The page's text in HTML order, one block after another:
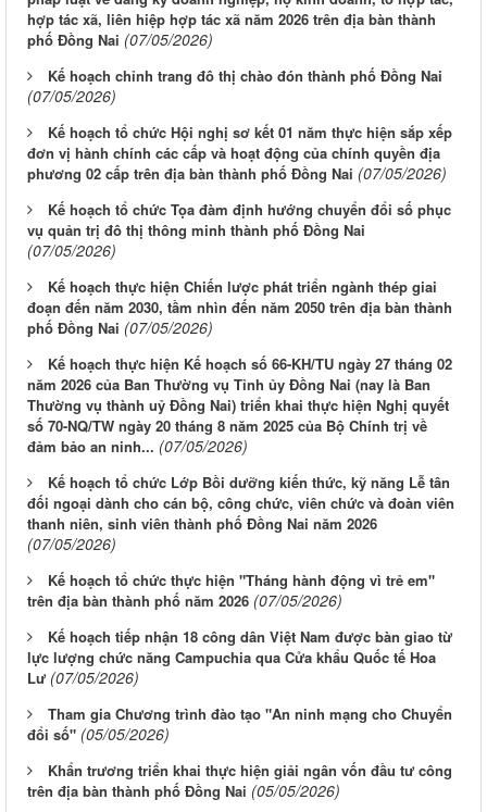
hợp tác xã, liên hiệp hợp tác xã năm 2026 trên địa bàn thành
phố Đồng Nai (07/05/2026)
Kế hoạch chỉnh trang đô thị chào đón thành phố Đồng Nai
(07/05/2026)
Kế hoạch tổ chức Hội nghị sơ kết 01 năm thực hiện sắp xếp
đơn vị hành chính các cấp và hoạt động của chính quyền địa
phương 02 cấp trên địa bàn thành phố Đồng Nai (07/05/2026)
Kế hoạch tổ chức Tọa đàm định hướng chuyển đổi số phục
vụ quản trị đô thị thông minh thành phố Đồng Nai
(07/05/2026)
Kế hoạch thực hiện Chiến lược phát triển ngành thép giai
đoạn đến năm 2030, tầm nhìn đến năm 2050 trên địa bàn thành
phố Đồng Nai (07/05/2026)
Kế hoạch thực hiện Kế hoạch số 66-KH/TU ngày 27 tháng 02
năm 2026 của Ban Thường vụ Tỉnh ủy Đồng Nai (nay là Ban
Thường vụ thành uỷ Đồng Nai) triển khai thực hiện Nghị quyết
số 70-NQ/TW ngày 20 tháng 8 năm 2025 của Bộ Chính trị về
đảm bảo an ninh... (07/05/2026)
Kế hoạch tổ chức Lớp Bồi dưỡng kiến thức, kỹ năng Lễ tân
đối ngoại dành cho cán bộ, công chức, viên chức và đoàn viên
thanh niên, sinh viên thành phố Đồng Nai năm 2026
(07/05/2026)
Kế hoạch tổ chức thực hiện "Tháng hành động vì trẻ em"
trên địa bàn thành phố năm 2026 (07/05/2026)
Kế hoạch tiếp nhận 18 công dân Việt Nam được bàn giao từ
lực lượng chức năng Campuchia qua Cửa khẩu Quốc tế Hoa
Lư (07/05/2026)
Tham gia Chương trình đào tạo "An ninh mạng cho Chuyển
đổi số" (05/05/2026)
Khẩn trương triển khai thực hiện giải ngân vốn đầu tư công
trên địa bàn thành phố Đồng Nai (05/05/2026)